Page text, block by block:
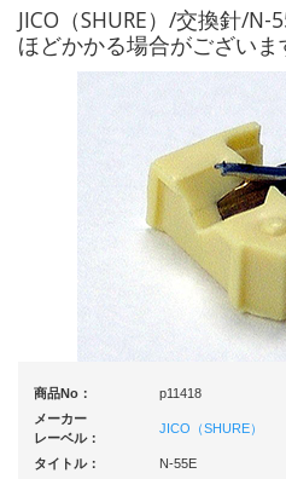
JICO（SHURE）/交換針/
ほどかかる場合がございま
商品No：
p11418
メーカー
レーベル：
JICO（SHURE）
タイトル：
N-55E